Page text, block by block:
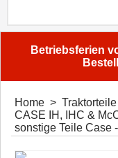
Betriebsferien
Home >
CASE IH, IHC &
sonstige Teile Case